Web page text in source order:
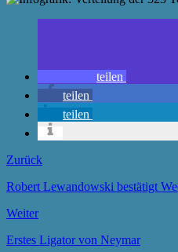
teilen
teilen
teilen
Zurück
Robert Lewandowski bestätigt
Weiter
Erstes Ligator von Neymar